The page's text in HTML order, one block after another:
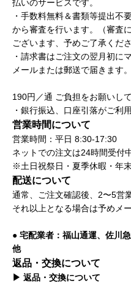
払いのサービスです。
・手数料無料＆書類等提出不
から審査を行います。（審査
ございます、予めご了承くださ
・請求書はご注文の翌月初に
メールまたは郵送で届きます。
※郵送をご
190円／通 ご負担をお願いし
・銀行振込、口座引落がご利
営業時間について
営業時間：平日 8:30-17:30
ネットでの注文は24時間受付中
※土日祝祭日・夏季休暇・年
配送について
通常、ご注文確認後、2〜5営
それ以上となる場合は予めメ
● 宅配業者：福山通運、佐川
他
返品・交換について
▶ 返品・交換について